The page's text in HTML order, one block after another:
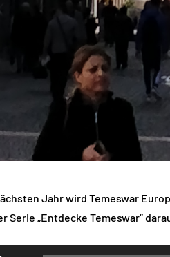
Jahr wird Temeswar
Serie „Entdecke Temeswar“